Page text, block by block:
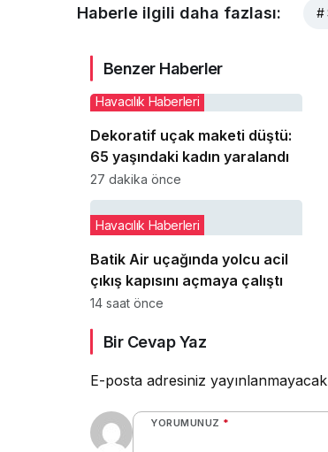
Haberle ilgili daha fazlası: #
Benzer Haberler
Dekoratif uçak maketi düştü:
65 yaşındaki kadın yaralandı
Havacılık Haberleri
27 dakika önce
Batik Air uçağında yolcu acil
çıkış kapısını açmaya çalıştı
Havacılık Haberleri
14 saat önce
Bir Cevap Yaz
E-posta adresiniz
YORUMUNUZ *